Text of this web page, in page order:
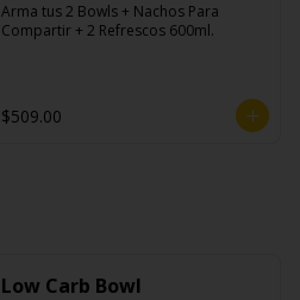
Arma tus 2 Bowls + Nachos Para
Compartir + 2 Refrescos 600ml.
$509.00
Low Carb Bowl